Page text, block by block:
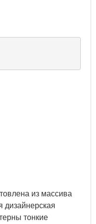
из массива
дизайнерская
тонкие